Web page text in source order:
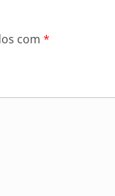
com *